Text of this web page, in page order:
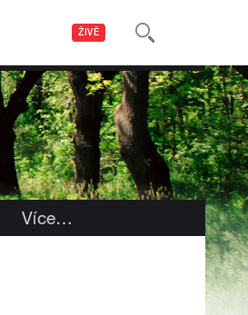
ŽIVĚ
Více…